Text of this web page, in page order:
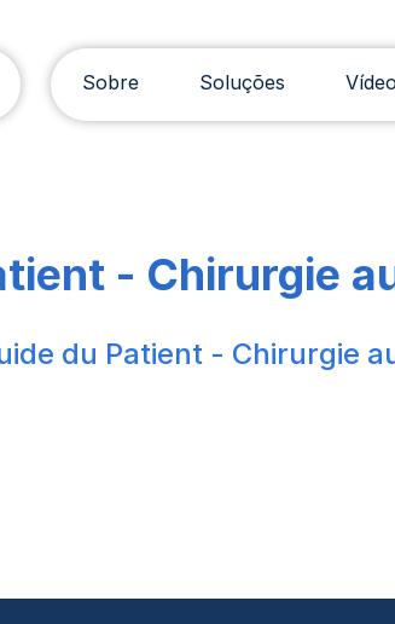
Sobre Soluções
- Chirurgie
du Patient - Chirurgie